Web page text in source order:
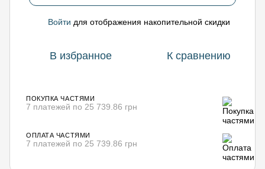
Войти для отображения накопительной скидки
В избранное К сравнению
ПОКУПКА ЧАСТЯМИ
7 платежей по 25 739.86 грн
ОПЛАТА ЧАСТЯМИ
7 платежей по 25 739.86 грн